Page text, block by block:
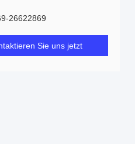
26622869
Sie uns jetzt